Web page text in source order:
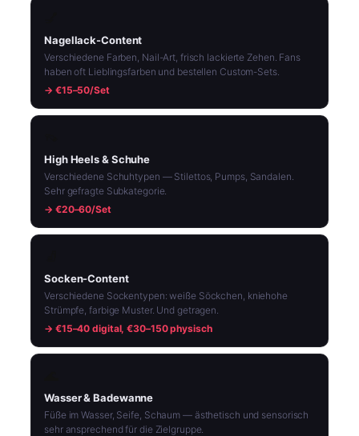
Nagellack-Content
Verschiedene Farben, Nail-Art, frisch lackierte Zehen. Fans
haben oft Lieblingsfarben und bestellen Custom-Sets.
→ €15–50/Set
High Heels & Schuhe
Verschiedene Schuhtypen — Stilettos, Pumps, Sandalen.
Sehr gefragte Subkategorie.
→ €20–60/Set
Socken-Content
Verschiedene Sockentypen: weiße Söckchen, kniehohe
Strümpfe, farbige Muster. Und getragen.
→ €15–40 digital, €30–150 physisch
Wasser & Badewanne
Füße im Wasser, Seife, Schaum — ästhetisch und sensorisch
sehr ansprechend für die Zielgruppe.